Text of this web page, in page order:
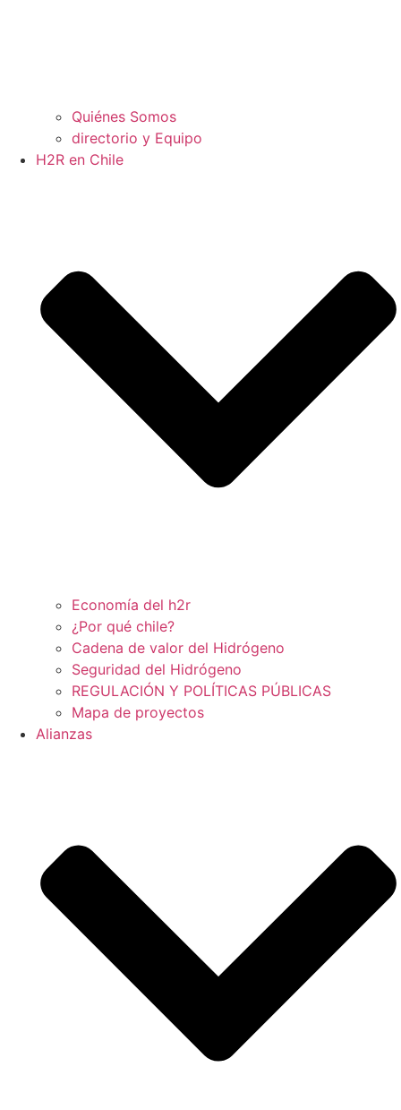
Quiénes Somos
directorio y Equipo
H2R en Chile
Economía del h2r
¿Por qué chile?
Cadena de valor del Hidrógeno
Seguridad del Hidrógeno
REGULACIÓN Y POLÍTICAS PÚBLICAS
Mapa de proyectos
Alianzas